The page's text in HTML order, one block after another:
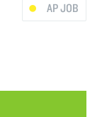
AP JOB